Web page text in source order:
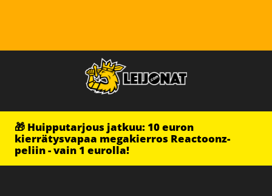
🎁 Huipputarjous jatkuu: 10 euron
kierrätysvapaa megakierros Reactoonz-
peliin - vain 1 eurolla!